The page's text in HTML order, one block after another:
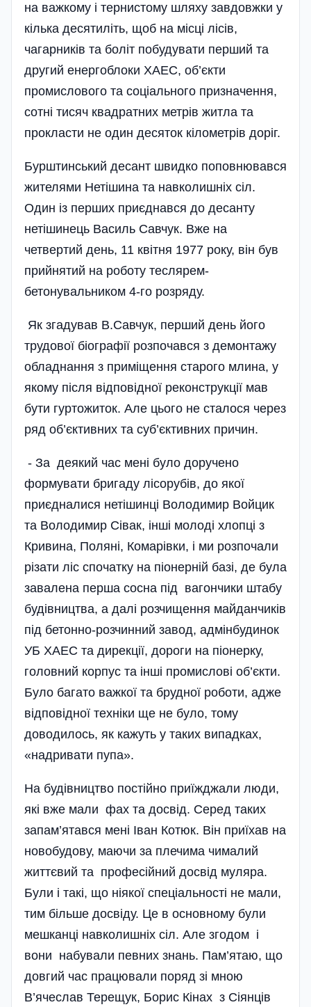
на важкому і тернистому шляху завдовжки у
кілька десятиліть, щоб на місці лісів,
чагарників та боліт побудувати перший та
другий енергоблоки ХАЕС, об’єкти
промислового та соціального призначення,
сотні тисяч квадратних метрів житла та
прокласти не один десяток кілометрів доріг.
Бурштинський десант швидко поповнювався
жителями Нетішина та навколишніх сіл.
Один із перших приєднався до десанту
нетішинець Василь Савчук. Вже на
четвертий день, 11 квітня 1977 року, він був
прийнятий на роботу теслярем-
бетонувальником 4-го розряду.
Як згадував В.Савчук, перший день його
трудової біографії розпочався з демонтажу
обладнання з приміщення старого млина, у
якому після відповідної реконструкції мав
бути гуртожиток. Але цього не сталося через
ряд об’єктивних та суб’єктивних причин.
- За деякий час мені було доручено
формувати бригаду лісорубів, до якої
приєдналися нетішинці Володимир Войцик
та Володимир Сівак, інші молоді хлопці з
Кривина, Поляні, Комарівки, і ми розпочали
різати ліс спочатку на піонерній базі, де була
завалена перша сосна під вагончики штабу
будівництва, а далі розчищення майданчиків
під бетонно-розчинний завод, адмінбудинок
УБ ХАЕС та дирекції, дороги на піонерку,
головний корпус та інші промислові об’єкти.
Було багато важкої та брудної роботи, адже
відповідної техніки ще не було, тому
доводилось, як кажуть у таких випадках,
«надривати пупа».
На будівництво постійно приїжджали люди,
які вже мали фах та досвід. Серед таких
запа­м’ятався мені Іван Котюк. Він приїхав на
новобудову, маючи за плечима чималий
життєвий та професійний досвід муляра.
Були і такі, що ніякої спеціальності не мали,
тим більше досвіду. Це в основному були
мешканці навколишніх сіл. Але згодом і
вони набували певних знань. Пам’ятаю, що
довгий час працювали поряд зі мною
В’ячеслав Терещук, Борис Кінах з Сіянців